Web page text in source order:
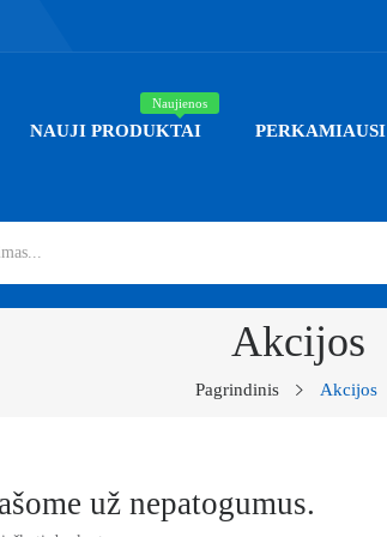
NAUJI PRODUKTAI
Naujienos
PERKAMIAUSI
Akcijos
Pagrindinis Akcijos
už nepatogumus.